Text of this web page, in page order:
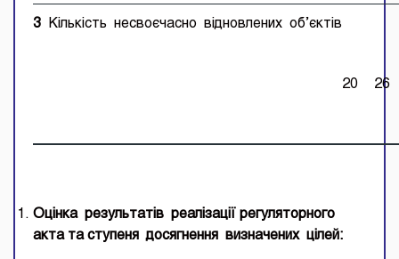
3 Кількість несвоєчасно відновлених об’єктів
20 26
Оцінка результатів реалізації
регуляторного
актата ступеня досягнення визначених цілей :